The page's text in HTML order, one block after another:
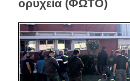
ορυχεία (ΦΩΤΟ)